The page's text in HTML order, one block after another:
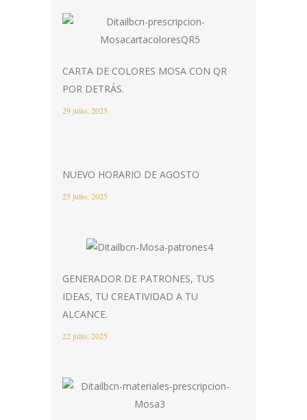
CARTA DE COLORES MOSA CON QR
POR DETRÁS.
29 julio, 2025
NUEVO HORARIO DE AGOSTO
25 julio, 2025
GENERADOR DE PATRONES, TUS
IDEAS, TU CREATIVIDAD A TU
ALCANCE.
22 julio, 2025